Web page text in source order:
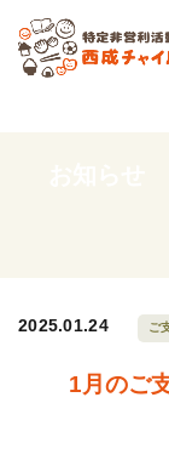
2025.01.24 ご
1月のご